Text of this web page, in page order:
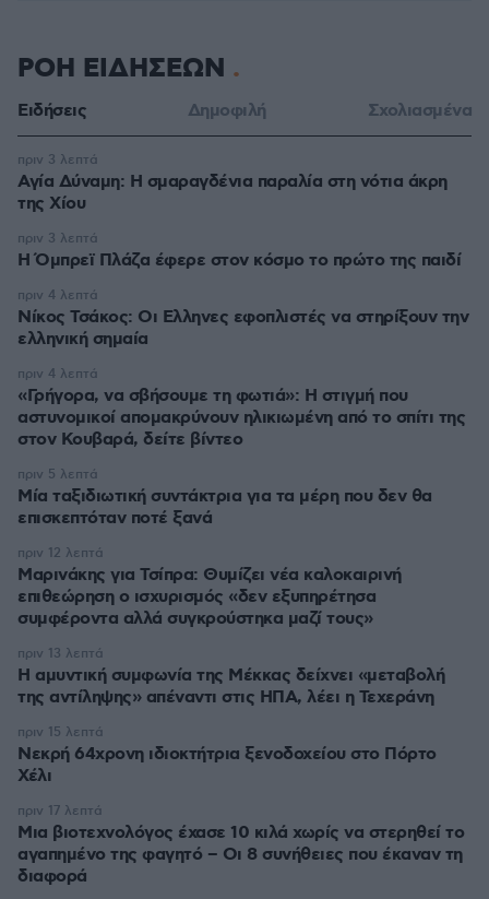
ΡΟΗ ΕΙΔΗΣΕΩΝ
Ειδήσεις Δημοφιλή Σχολιασμένα
Αγία Δύναμη: H σμαραγδένια παραλία στη νότια άκρη
της Χίου
πριν 3 λεπτά
Η Όμπρεϊ Πλάζα έφερε στον κόσμο το πρώτο της παιδί
πριν 3 λεπτά
Νίκος Τσάκος: Οι Ελληνες εφοπλιστές να στηρίξουν την
ελληνική σημαία
πριν 4 λεπτά
«Γρήγορα, να σβήσουμε τη φωτιά»: Η στιγμή που
αστυνομικοί απομακρύνουν ηλικιωμένη από το σπίτι της
στον Κουβαρά, δείτε βίντεο
πριν 4 λεπτά
Μία ταξιδιωτική συντάκτρια για τα μέρη που δεν θα
επισκεπτόταν ποτέ ξανά
πριν 5 λεπτά
Μαρινάκης για Τσίπρα: Θυμίζει νέα καλοκαιρινή
επιθεώρηση ο ισχυρισμός «δεν εξυπηρέτησα
συμφέροντα αλλά συγκρούστηκα μαζί τους»
πριν 12 λεπτά
Η αμυντική συμφωνία της Μέκκας δείχνει «μεταβολή
της αντίληψης» απέναντι στις ΗΠΑ, λέει η Τεχεράνη
πριν 13 λεπτά
Νεκρή 64χρονη ιδιοκτήτρια ξενοδοχείου στο Πόρτο
Χέλι
πριν 15 λεπτά
Μια βιοτεχνολόγος έχασε 10 κιλά χωρίς να στερηθεί το
αγαπημένο της φαγητό – Οι 8 συνήθειες που έκαναν τη
διαφορά
πριν 17 λεπτά